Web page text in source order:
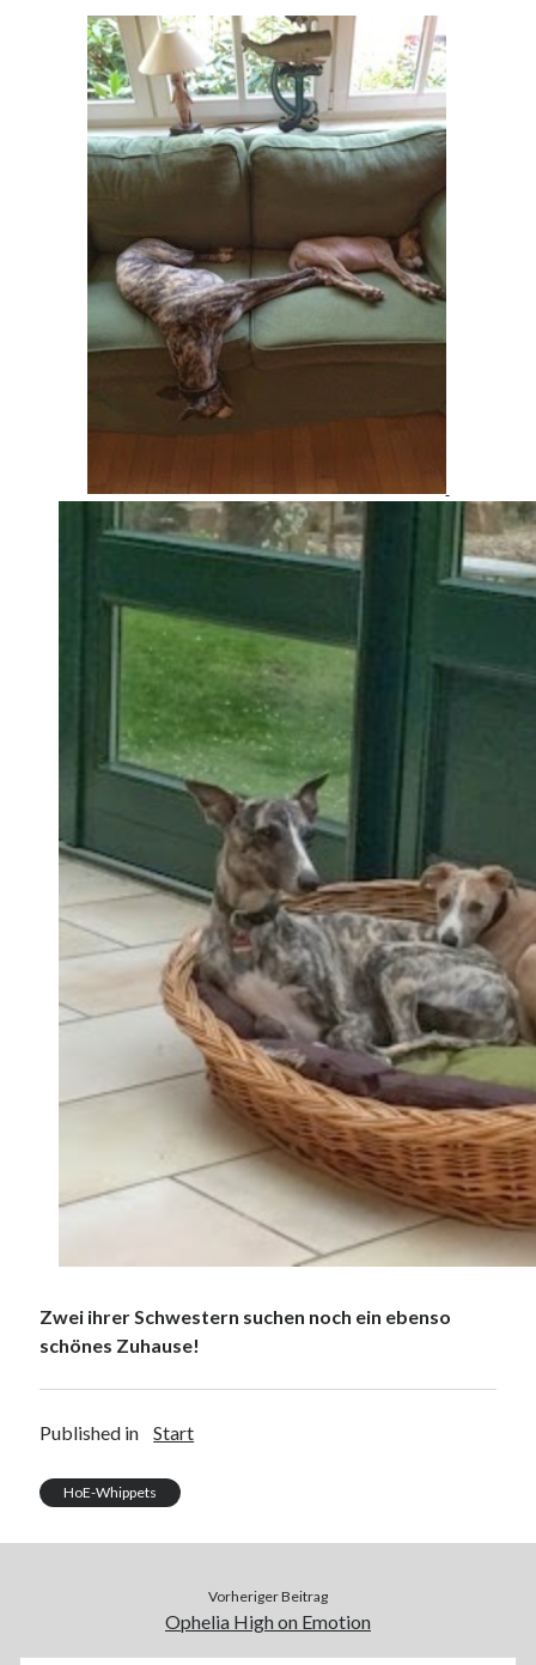
Zwei ihrer Schwestern suchen noch ein ebenso
schönes Zuhause!
Published in Start
HoE-Whippets
Vorheriger Beitrag
Ophelia High on Emotion